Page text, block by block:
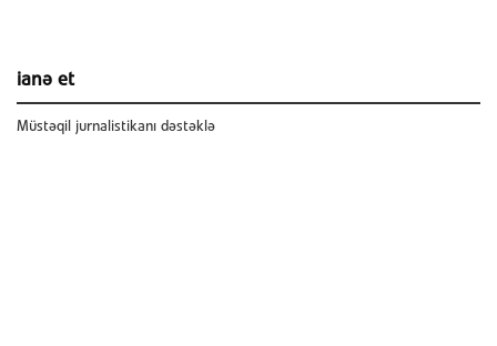
ianə et
Müstəqil jurnalistikanı dəstəklə